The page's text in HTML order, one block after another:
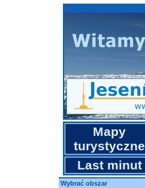
Mapy
turystyczne
Last minut
Wybrać obszar